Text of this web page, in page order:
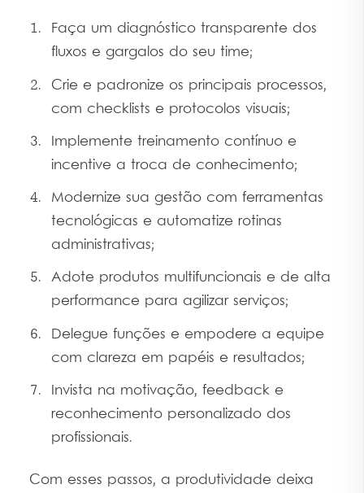
Faça um diagnóstico transparente dos
fluxos e gargalos do seu time;
Crie e padronize os principais processos,
com checklists e protocolos visuais;
Implemente treinamento contínuo e
incentive a troca de conhecimento;
Modernize sua gestão com ferramentas
tecnológicas e automatize rotinas
administrativas;
Adote produtos multifuncionais e de alta
performance para agilizar serviços;
Delegue funções e empodere a equipe
com clareza em papéis e resultados;
Invista na motivação, feedback e
reconhecimento personalizado dos
profissionais.
Com esses passos, a produtividade deixa